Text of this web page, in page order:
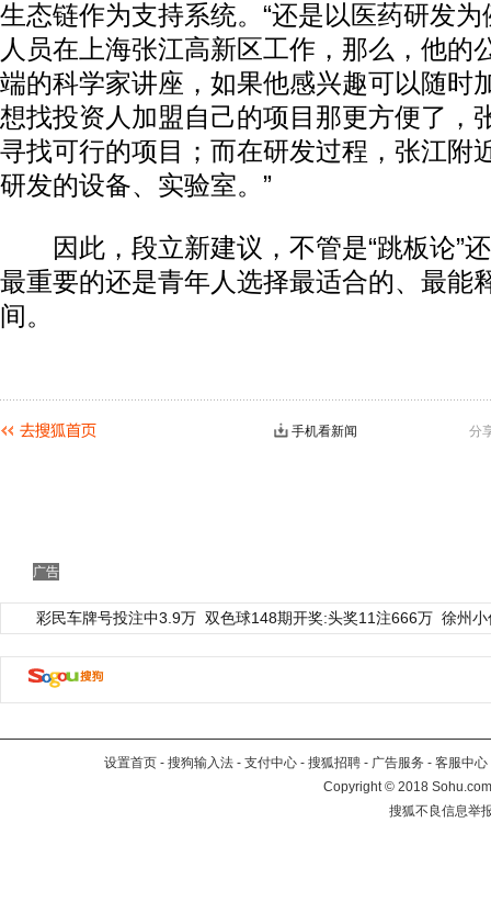
生态链作为支持系统。“还是以医药研发
人员在上海张江高新区工作，那么，他的
端的科学家讲座，如果他感兴趣可以随时
想找投资人加盟自己的项目那更方便了，
寻找可行的项目；而在研发过程，张江附
研发的设备、实验室。”
因此，段立新建议，不管是“跳板论”还
最重要的还是青年人选择最适合的、最能
间。
分
手机看新闻
广告
彩民车牌号投注中3.9万 双色球148期开奖:头奖11注666万 徐州
设置首页 - 搜狗输入法 - 支付中心 - 搜狐招聘 - 广告服务 - 客服中心
Copyright©2018
搜狐不良信息举